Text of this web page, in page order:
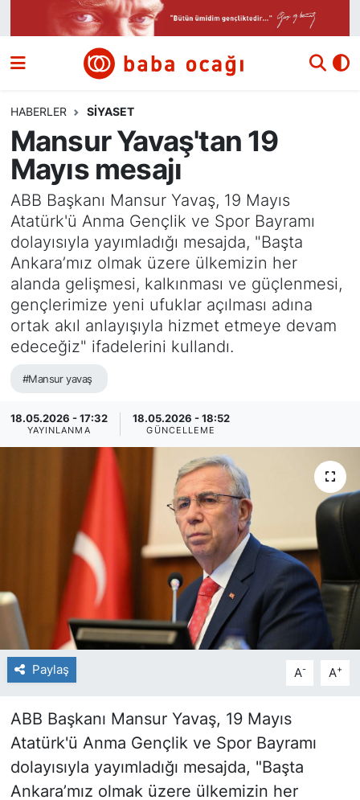
HABERLER SIYASET
Mansur Yavaş'tan 19
Mayıs mesajı
ABB Başkanı Mansur Yavaş, 19 Mayıs
Atatürk'ü Anma Gençlik ve Spor Bayramı
dolayısıyla yayımladığı mesajda, "Başta
Ankara’mız olmak üzere ülkemizin her
alanda gelişmesi, kalkınması ve güçlenmesi,
gençlerimize yeni ufuklar açılması adına
ortak akıl anlayışıyla hizmet etmeye devam
edeceğiz" ifadelerini kullandı.
#Mansur yavaş
18.05.2026 - 17:32
YAYINLANMA
18.05.2026 - 18:52
GÜNCELLEME
Paylaş A- A+
ABB Başkanı Mansur Yavaş, 19 Mayıs
Atatürk'ü Anma Gençlik ve Spor Bayramı
dolayısıyla yayımladığı mesajda, "Başta
Ankara’mız olmak üzere ülkemizin her
Siyaset
Ekonomi
Dünya
Kültür ve Sanat
Eğitim
Bilim ve Teknoloji
Yazı Dizisi
Nöbetçi Eczaneler
Hava Durumu
Namaz Vakitleri
Trafik Durumu
Süper Lig Puan Durumu ve Fikstür
Tüm Manşetler
Son Dakika Haberleri
Haber Arşivi